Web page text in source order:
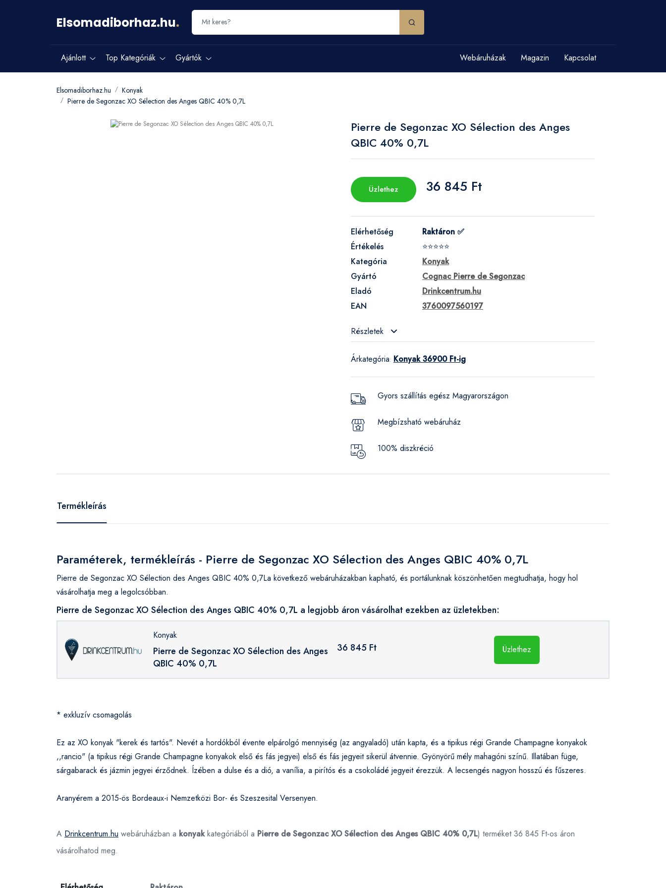
Elsomadiborhaz.hu.
Ajánlott Top Kategóriák Gyártók Webáruházak Magazin Kapcsolat
Elsomadiborhaz.hu
Konyak
Pierre de Segonzac XO Sélection des Anges QBIC 40% 0,7L
Pierre de Segonzac XO Sélection des Anges
QBIC 40% 0,7L
Üzlethez 36 845 Ft
Elérhetőség
Raktáron ✅
Értékelés
⭐⭐⭐⭐⭐
Kategória
Konyak
Gyártó
Cognac Pierre de Segonzac
Eladó
Drinkcentrum.hu
EAN
3760097560197
Részletek
Árkategória: Konyak 36900 Ft-ig
Gyors szállítás egész Magyarországon
Megbízsható webáruház
100% diszkréció
Termékleírás
Paraméterek, termékleírás - Pierre de Segonzac XO Sélection des Anges QBIC 40% 0,7L
Pierre de Segonzac XO Sélection des Anges QBIC 40% 0,7La következő webáruházakban kapható, és portálunknak köszönhetően megtudhatja, hogy hol
vásárolhatja meg a legolcsóbban.
Pierre de Segonzac XO Sélection des Anges QBIC 40% 0,7L a legjobb áron vásárolhat ezekben az üzletekben:
Konyak
Pierre de Segonzac XO Sélection des Anges
QBIC 40% 0,7L
36 845 Ft Üzlethez
* exkluzív csomagolás
Ez az XO konyak "kerek és tartós". Nevét a hordókból évente elpárolgó mennyiség (az angyaladó) után kapta, és a tipikus régi Grande Champagne konyakok
,,rancio" (a tipikus régi Grande Champagne konyakok első és fás jegyei) első és fás jegyeit sikerül átvennie. Gyönyörű mély mahagóni színű. Illatában füge,
sárgabarack és jázmin jegyei érződnek. Ízében a dulse és a dió, a vanília, a pirítós és a csokoládé jegyeit érezzük. A lecsengés nagyon hosszú és fűszeres.
Aranyérem a 2015-ös Bordeaux-i Nemzetközi Bor- és Szeszesital Versenyen.
A Drinkcentrum.hu webáruházban a konyakkategóriából a Pierre de Segonzac XO Sélection des Anges QBIC 40% 0,7L) terméket 36 845 Ft-os áron
vásárolhatod meg.